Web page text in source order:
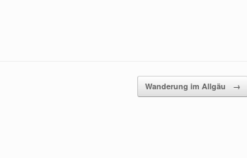
Wanderung im Allgäu →